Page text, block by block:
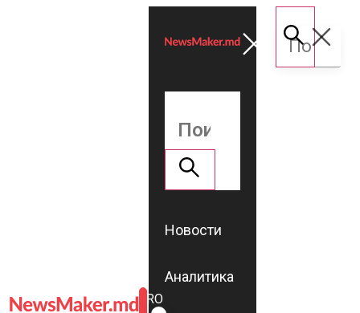
ROMÂNĂ
Новости
Аналитика